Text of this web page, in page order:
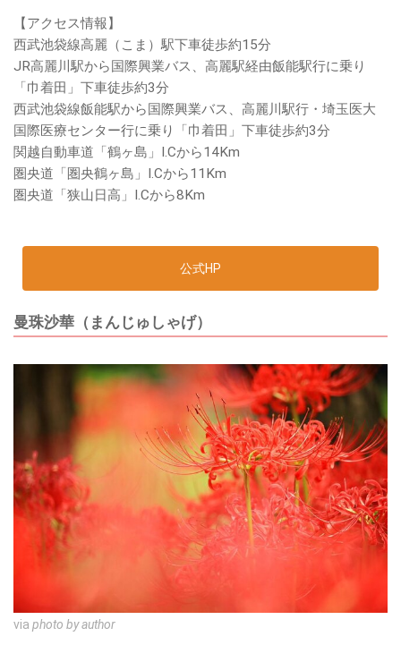
【アクセス情報】
西武池袋線高麗（こま）駅下車徒歩約15分
JR高麗川駅から国際興業バス、高麗駅経由飯能駅行に乗り
「巾着田」下車徒歩約3分
西武池袋線飯能駅から国際興業バス、高麗川駅行・埼玉医大
国際医療センター行に乗り「巾着田」下車徒歩約3分
関越自動車道「鶴ヶ島」I.Cから14Km
圏央道「圏央鶴ヶ島」I.Cから11Km
圏央道「狭山日高」I.Cから8Km
公式HP
曼珠沙華（まんじゅしゃげ）
via photo by author